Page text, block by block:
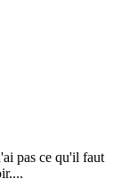
pas ce qu'il faut